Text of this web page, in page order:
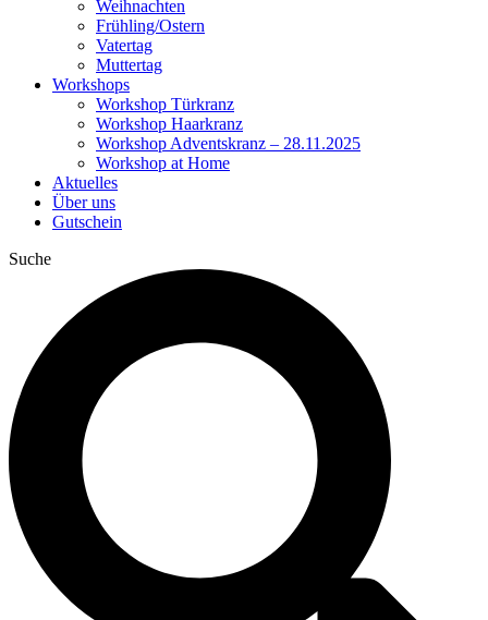
Weihnachten
Frühling/Ostern
Vatertag
Muttertag
Workshops
Workshop Türkranz
Workshop Haarkranz
Workshop Adventskranz – 28.11.2025
Workshop at Home
Aktuelles
Über uns
Gutschein
Suche